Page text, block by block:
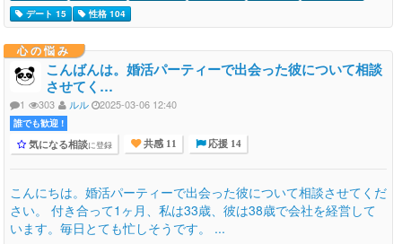
デート 15
性格 104
心の悩み
こんばんは。婚活パーティーで出会った彼について相談
させてく…
1 303 ルル 2025-03-06 12:40
誰でも歓迎 !
気になる相談に登録 共感 11 応援 14
こんにちは。婚活パーティーで出会った彼について相談させてくだ
さい。 付き合って1ヶ月、私は33歳、彼は38歳で会社を経営して
います。毎日とても忙しそうです。 ...